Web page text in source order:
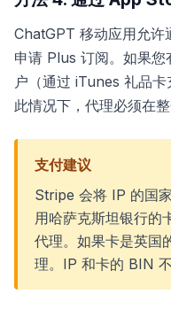
ChatGPT 移动应用允
申请 Plus 订阅。如果
户（通过 iTunes 礼品
此情况下，代理必须在
支付建议
Stripe 会将 IP 的国
用哈萨克斯坦银行
代理。如果卡是英
理。IP 和卡的 BIN